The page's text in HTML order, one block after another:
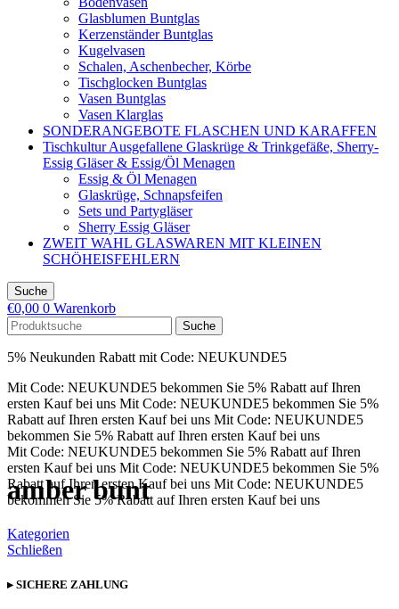
Glasblumen Buntglas
Kerzenständer Buntglas
Kugelvasen
Schalen, Aschenbecher, Körbe
Tischglocken Buntglas
Vasen Buntglas
Vasen Klarglas
SONDERANGEBOTE FLASCHEN UND KARAFFEN
Tischkultur Ausgefallene Glaskrüge & Trinkgefäße, Sherry-
Essig Gläser & Essig/Öl Menagen
Essig & Öl Menagen
Glaskrüge, Schnapsfeifen
Sets und Partygläser
Sherry Essig Gläser
ZWEIT WAHL GLASWAREN MIT KLEINEN
SCHÖHEISFEHLERN
Suche
€0,00 0 Warenkorb
Suche
5% Neukunden Rabatt mit Code: NEUKUNDE5
Mit Code: NEUKUNDE5 bekommen Sie 5% Rabatt auf Ihren
ersten Kauf bei uns Mit Code: NEUKUNDE5 bekommen Sie 5%
Rabatt auf Ihren ersten Kauf bei uns Mit Code: NEUKUNDE5
bekommen Sie 5% Rabatt auf Ihren ersten Kauf bei uns
Mit Code: NEUKUNDE5 bekommen Sie 5% Rabatt auf Ihren
ersten Kauf bei uns Mit Code: NEUKUNDE5 bekommen Sie 5%
Rabatt auf Ihren ersten Kauf bei uns Mit Code: NEUKUNDE5
bekommen Sie 5% Rabatt auf Ihren ersten Kauf bei uns
amber bunt
Kategorien
Schließen
▸ SICHERE ZAHLUNG